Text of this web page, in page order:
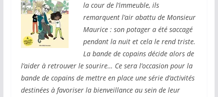
la cour de l’immeuble, ils
remarquent l’air abattu de Monsieur
Maurice : son potager a été saccagé
pendant la nuit et cela le rend triste.
La bande de copains décide alors de
l’aider à retrouver le sourire… Ce sera l’occasion pour la
bande de copains de mettre en place une série d’activités
destinées à favoriser la bienveillance au sein de leur